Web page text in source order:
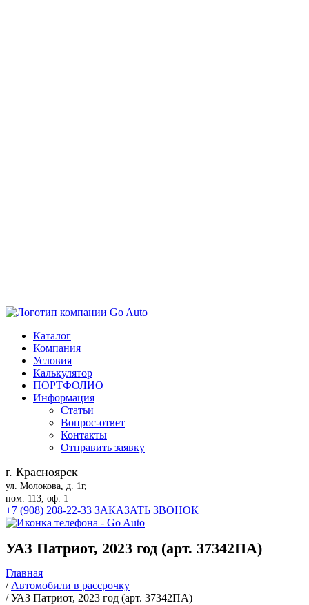
Каталог
Компания
Условия
Калькулятор
ПОРТФОЛИО
Информация
Статьи
Вопрос-ответ
Контакты
Отправить заявку
г. Красноярск
ул. Молокова, д. 1г,
пом. 113, оф. 1
+7 (908) 208-22-33 ЗАКАЗАТЬ ЗВОНОК
УАЗ Патриот, 2023 год (арт. 37342ПА)
Главная
/Автомобили в рассрочку
/УАЗ Патриот, 2023 год (арт. 37342ПА)